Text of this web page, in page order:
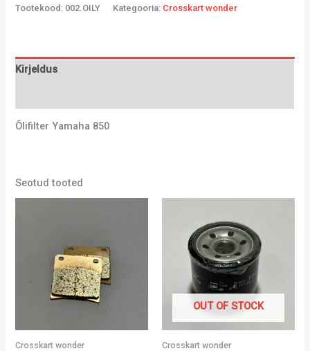
Tootekood: 002.OILY Kategooria: Crosskart wonder
Kirjeldus
Õlifilter Yamaha 850
Seotud tooted
Crosskart wonder
OUT OF STOCK
Crosskart wonder